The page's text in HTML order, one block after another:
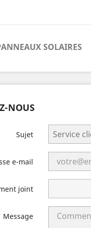
SOLAIRES
NOUS
Sujet
e-mail
joint
Message